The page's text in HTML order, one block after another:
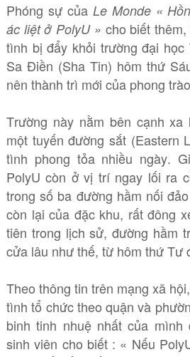
Phóng sự của Le Monde «
ác liệt ở PolyU » cho biết
tình bị đẩy khỏi trường đại học
Sa Điền (Sha Tin) hôm thứ
nên thành trì mới của phong
Trường này nằm bên cạnh xa
một tuyến đường sắt (Eastern
tình phong tỏa nhiều ngày.
PolyU còn ở vị trí ngay lối ra
trong số ba đường hầm nối
còn lại của đặc khu, rất đông
tiên trong lịch sử, đường hầm
cửa lâu như thế, từ hôm thứ Tư
Theo thông tin trên mạng xã
tình tổ chức theo quận và
binh tinh nhuệ nhất của mình
sinh viên cho biết : « Nếu